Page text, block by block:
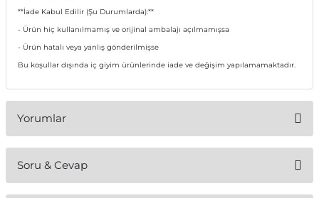
**İade Kabul Edilir (Şu Durumlarda):**
- Ürün hiç kullanılmamış ve orijinal ambalajı açılmamışsa
- Ürün hatalı veya yanlış gönderilmişse
Bu koşullar dışında iç giyim ürünlerinde iade ve değişim yapılamamaktadır.
Yorumlar
Soru & Cevap